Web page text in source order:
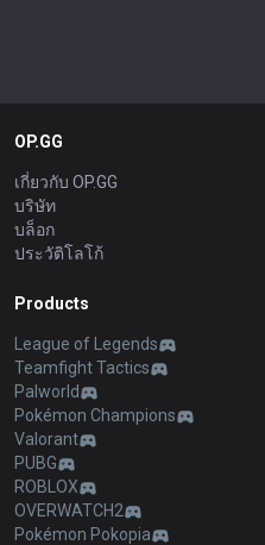
OP.GG
เกี่ยวกับ OP.GG
บริษัท
บล็อก
ประวัติโลโก้
Products
League of Legends
Teamfight Tactics
Palworld
Pokémon Champions
Valorant
PUBG
ROBLOX
OVERWATCH2
Pokémon Pokopia